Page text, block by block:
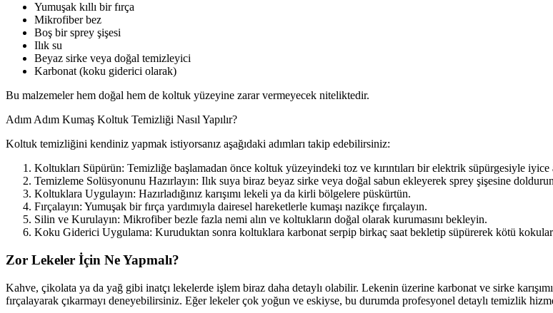
Yumuşak kıllı bir fırça
Mikrofiber bez
Boş bir sprey şişesi
Ilık su
Beyaz sirke veya doğal temizleyici
Karbonat (koku giderici olarak)
Bu malzemeler hem doğal hem de koltuk yüzeyine zarar vermeyecek niteliktedir.
Adım Adım Kumaş Koltuk Temizliği Nasıl Yapılır?
Koltuk temizliğini kendiniz yapmak istiyorsanız aşağıdaki adımları takip edebilirsiniz:
Koltukları Süpürün: Temizliğe başlamadan önce koltuk yüzeyindeki toz ve kırıntıları bir elektrik süpürgesiyle iyice
Temizleme Solüsyonunu Hazırlayın: Ilık suya biraz beyaz sirke veya doğal sabun ekleyerek sprey şişesine
Koltuklara Uygulayın: Hazırladığınız karışımı lekeli ya da kirli bölgelere püskürtün.
Fırçalayın: Yumuşak bir fırça yardımıyla dairesel hareketlerle kumaşı nazikçe fırçalayın.
Silin ve Kurulayın: Mikrofiber bezle fazla nemi alın ve koltukların doğal olarak kurumasını bekleyin.
Koku Giderici Uygulama: Kuruduktan sonra koltuklara karbonat serpip birkaç saat bekletip süpürerek kötü
Zor Lekeler İçin Ne Yapmalı?
Kahve, çikolata ya da yağ gibi inatçı lekelerde işlem biraz daha detaylı olabilir. Lekenin üzerine karbonat ve sirke
fırçalayarak çıkarmayı deneyebilirsiniz. Eğer lekeler çok yoğun ve eskiyse, bu durumda profesyonel detaylı temizlik